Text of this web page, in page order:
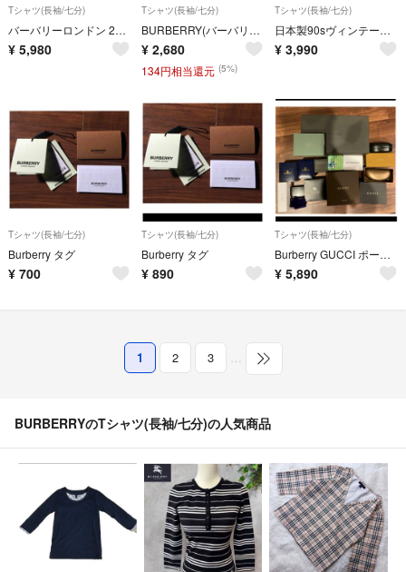
Tシャツ(長袖/七分)
バーバリーロンドン 24-594-09 トップス 1 ブラック フリル ITAOQZ9UP2IC
¥ 5,980
Tシャツ(長袖/七分)
BURBERRY(バーバリー) レディース バーガンディ 長袖 Tシャツ S
¥ 2,680
134円相当還元 (5%)
Tシャツ(長袖/七分)
日本製90sヴィンテージ BURBERRY LONDON 長袖Tシャツ 三陽商会
¥ 3,990
Tシャツ(長袖/七分)
Burberry タグ
¥ 700
Tシャツ(長袖/七分)
Burberry タグ
¥ 890
Tシャツ(長袖/七分)
Burberry GUCCI ポールスミス 箱 サングラスケース アップル
¥ 5,890
1 2 3 …
BURBERRYのTシャツ(長袖/七分)の人気商品